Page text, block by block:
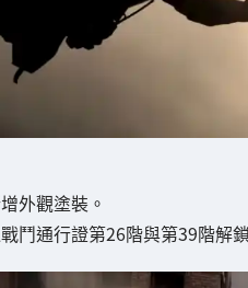
外觀塗裝。
鬥通行證第26階與第39階解